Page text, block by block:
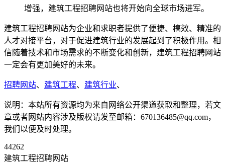
增强，建筑工程招聘网站也将开始向全球市场进军。
建筑工程招聘网站为企业和求职者提供了便捷、槁效、精准的
人才对接平台，对于促进建筑行业的发展起到了积极作用。相
信随着技术和市场需求的不断变化和创新，建筑工程招聘网站
一定会有更加美好的未来。
招聘网站、 建筑工程、 建筑行业、
说明：本站所有资源均为来自网络公开渠道获取和整理，若文
章或者网站内容涉及版权请发至邮箱：670136485@qq.com，
我们以便及时处理。
44262
建筑工程招聘网站